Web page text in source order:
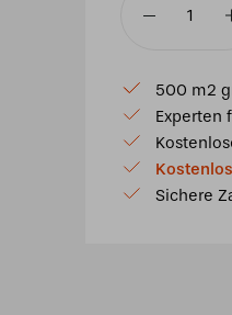
Tiffany
So
Long
Frank
Lloyd
500 m2
Experten
Sichere